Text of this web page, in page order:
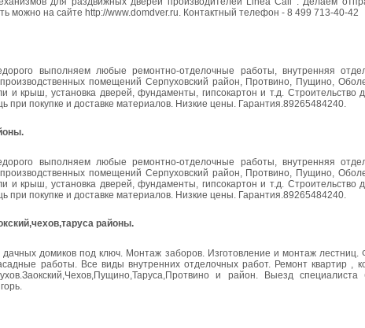
можно на сайте http://www.domdver.ru. Контактный телефон - 8 499 713-40-42
выполняем любые ремонтно-отделочные работы, внутренняя
помещений Серпуховcкий район, Протвино, Пущино,
и крыш, установка дверей, фундаменты, гипсокартон и т.д. Строительство
при покупке и доставке материалов. Низкие цены. Гарантия.89265484240.
выполняем любые ремонтно-отделочные работы, внутренняя
помещений Серпуховcкий район, Протвино, Пущино,
и крыш, установка дверей, фундаменты, гипсокартон и т.д. Строительство
при покупке и доставке материалов. Низкие цены. Гарантия.89265484240.
районы.
домиков под ключ. Монтаж заборов. Изготовление и монтаж лестниц.
работы. Все виды внутренних отделочных работ. Ремонт квартир ,
и район. Выезд